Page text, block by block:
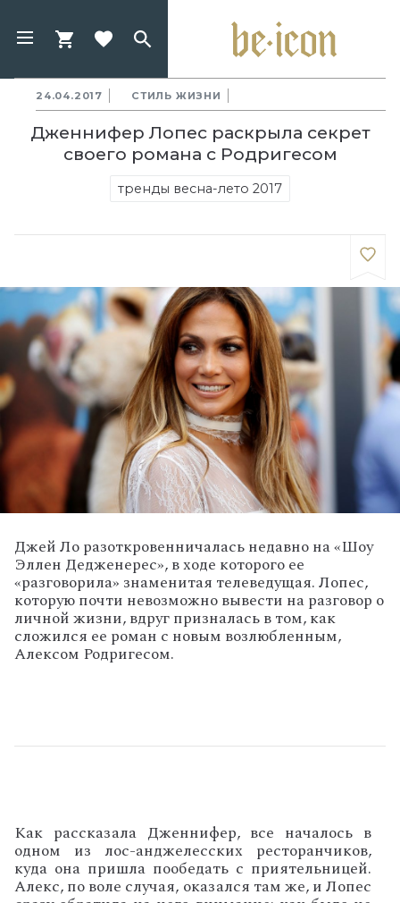
24.04.2017 СТИЛЬ ЖИЗНИ
Дженнифер Лопес раскрыла секрет
своего романа с Родригесом
тренды весна-лето 2017
Джей Ло разоткровенничалась недавно на «Шоу
Эллен Дедженерес», в ходе которого ее
«разговорила» знаменитая телеведущая. Лопес,
которую почти невозможно вывести на разговор о
личной жизни, вдруг призналась в том, как
сложился ее роман с новым возлюбленным,
Алексом Родригесом.
Как рассказала Дженнифер, все началось в
одном из лос-анджелесских ресторанчиков,
куда она пришла пообедать с приятельницей.
Алекс, по воле случая, оказался там же, и Лопес